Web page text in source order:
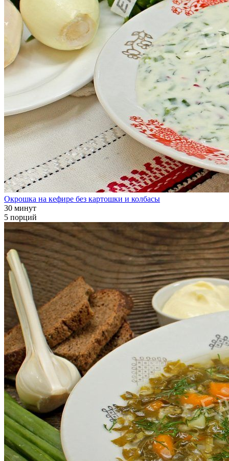
Окрошка на кефире без картошки и колбасы
30 минут
5 порций